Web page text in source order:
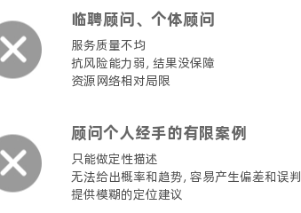
临聘顾问、个体顾问
服务质量不均
抗风险能力弱，结果没保障
资源网络相对局限
顾问个人经手的有限案例
只能做定性描述
无法给出概率和趋势，容易产生偏差和误判
提供模糊的定位建议